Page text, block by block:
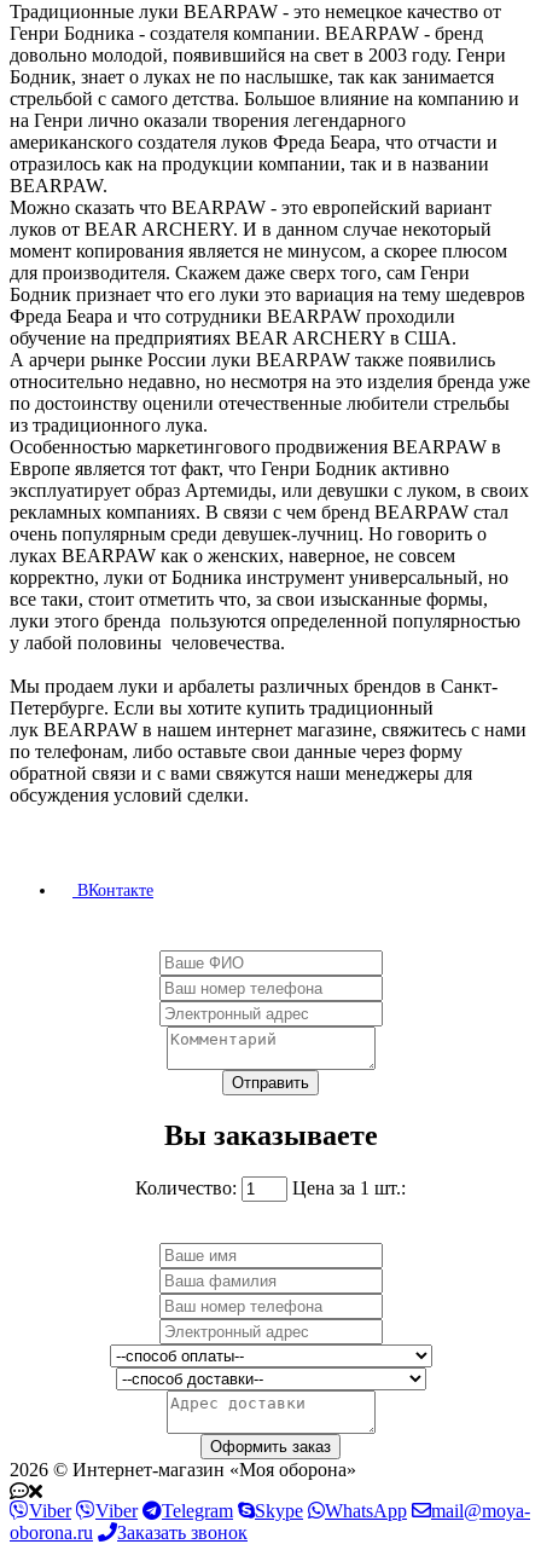
Традиционные луки BEARPAW - это немецкое качество от
Генри Бодника - создателя компании. BEARPAW - бренд
довольно молодой, появившийся на свет в 2003 году. Генри
Бодник, знает о луках не по наслышке, так как занимается
стрельбой с самого детства. Большое влияние на компанию и
на Генри лично оказали творения легендарного
американского создателя луков Фреда Беара, что отчасти и
отразилось как на продукции компании, так и в названии
BEARPAW.
Можно сказать что BEARPAW - это европейский вариант
луков от BEAR ARCHERY. И в данном случае некоторый
момент копирования является не минусом, а скорее плюсом
для производителя. Скажем даже сверх того, сам Генри
Бодник признает что его луки это вариация на тему шедевров
Фреда Беара и что сотрудники BEARPAW проходили
обучение на предприятиях BEAR ARCHERY в США.
А арчери рынке России луки BEARPAW также появились
относительно недавно, но несмотря на это изделия бренда уже
по достоинству оценили отечественные любители стрельбы
из традиционного лука.
Особенностью маркетингового продвижения BEARPAW в
Европе является тот факт, что Генри Бодник активно
эксплуатирует образ Артемиды, или девушки с луком, в своих
рекламных компаниях. В связи с чем бренд BEARPAW стал
очень популярным среди девушек-лучниц. Но говорить о
луках BEARPAW как о женских, наверное, не совсем
корректно, луки от Бодника инструмент универсальный, но
все таки, стоит отметить что, за свои изысканные формы,
луки этого бренда пользуются определенной популярностью
у лабой половины человечества.
Мы продаем луки и арбалеты различных брендов в Санкт-
Петербурге. Если вы хотите купить традиционный
лук BEARPAW в нашем интернет магазине, свяжитесь с нами
по телефонам, либо оставьте свои данные через форму
обратной связи и с вами свяжутся наши менеджеры для
обсуждения условий сделки.
ВКонтакте
Вы заказываете
Количество: Цена за 1 шт.:
2026 © Интернет-магазин «Моя оборона»
Viber
Viber Telegram Skype WhatsApp
mail@moya-
oborona.ru
Заказать звонок